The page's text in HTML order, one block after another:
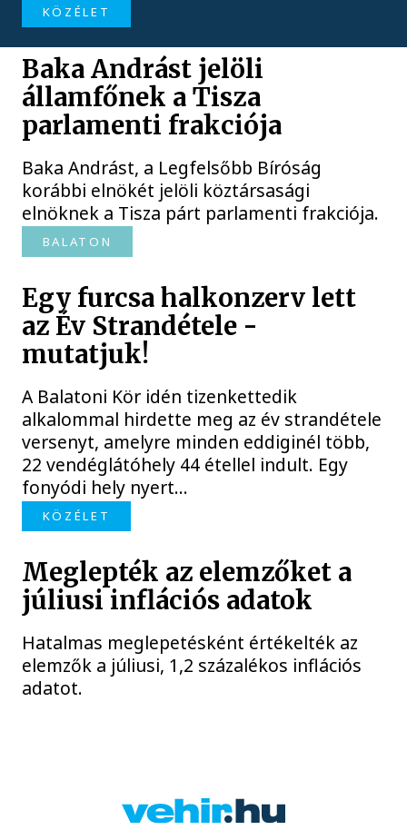
KÖZÉLET
Baka Andrást jelöli
államfőnek a Tisza
parlamenti frakciója
Baka Andrást, a Legfelsőbb Bíróság
korábbi elnökét jelöli köztársasági
elnöknek a Tisza párt parlamenti frakciója.
BALATON
Egy furcsa halkonzerv lett
az Év Strandétele -
mutatjuk!
A Balatoni Kör idén tizenkettedik
alkalommal hirdette meg az év strandétele
versenyt, amelyre minden eddiginél több,
22 vendéglátóhely 44 étellel indult. Egy
fonyódi hely nyert...
KÖZÉLET
Meglepték az elemzőket a
júliusi inflációs adatok
Hatalmas meglepetésként értékelték az
elemzők a júliusi, 1,2 százalékos inflációs
adatot.